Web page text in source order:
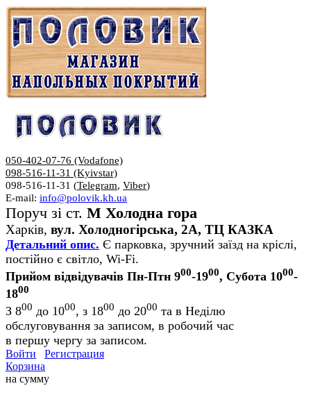
050-402-07-76 (Vodafone)
098-516-11-31 (Kyivstar)
098-516-11-31 (Telegram, Viber)
E-mail: info@polovik.kh.ua
Поруч зі ст. М Холодна гора
Харків, вул. Холодногірська, 2А, ТЦ КАЗКА
Детальний опис. Є парковка, зручний заїзд на кріслі,
постійно є світло, Wi-Fi.
Прийом відвідувачів Пн-Птн 900-1900, Субота 1000-
1800
З 800 до 1000, з 1800 до 2000 та в Неділю
обслуговування за записом, в робочий час
в першу чергу за записом.
Войти
Регистрация
Корзина
на сумму